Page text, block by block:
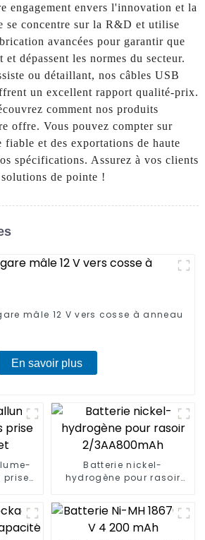
engagement envers l'innovation et la
se concentre sur la R&D et utilise
avancées pour garantir que
et dépassent les normes du secteur.
ou détaillant, nos câbles USB
un excellent rapport qualité-prix.
comment nos produits
offre. Vous pouvez compter sur
fiable et des exportations de haute
spécifications. Assurez à vos clients
de pointe !
mâle 12 V vers cosse à anneau
En savoir plus
prise
Batterie nickel-
hydrogène pour rasoir